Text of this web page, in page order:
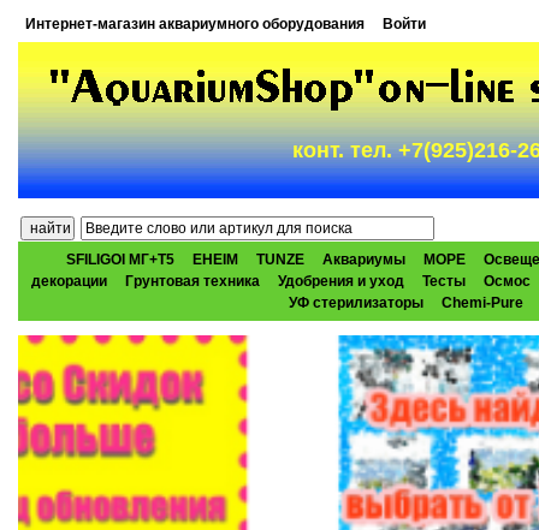
Интернет-магазин аквариумного оборудования Войти
конт. тел. +7(925)216-
SFILIGOI МГ+Т5 EHEIM TUNZE Аквариумы МОРЕ
декорации
Грунтовая техника Удобрения и уход Тесты
Осмос
УФ стерилизаторы
Chemi-Pure